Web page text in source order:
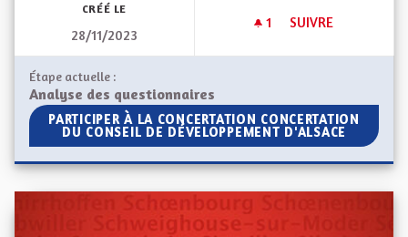
CRÉÉ LE
28/11/2023
1 1 ABONNÉ
SUIVRE
Étape actuelle :
Analyse des questionnaires
PARTICIPER À LA CONCERTATION CONCERTATION DU
PARTICIPER À LA CONCERTATION CONCERTATION
DU CONSEIL DE DÉVELOPPEMENT D'ALSACE